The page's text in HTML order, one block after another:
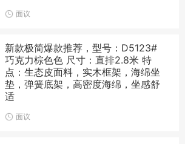
面议
新款极简爆款推荐，型号：D5123#
巧克力棕色色 尺寸：直排2.8米 特
点：生态皮面料，实木框架，海绵坐
垫，弹簧底架，高密度海绵，坐感舒
适
面议